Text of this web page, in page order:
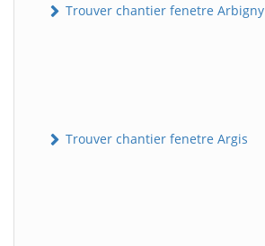
Trouver chantier fenetre Arbigny
Trouver chantier fenetre Argis